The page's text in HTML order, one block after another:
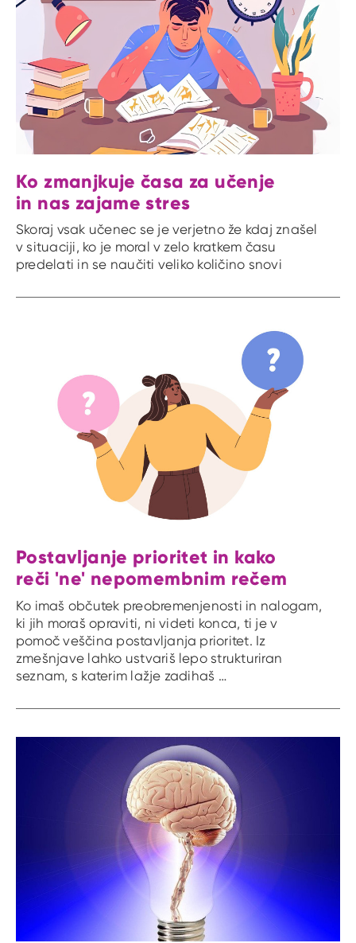
Ko zmanjkuje časa za učenje
in nas zajame stres
Skoraj vsak učenec se je verjetno že kdaj znašel
v situaciji, ko je moral v zelo kratkem času
predelati in se naučiti veliko količino snovi
Postavljanje prioritet in kako
reči 'ne' nepomembnim rečem
Ko imaš občutek preobremenjenosti in nalogam,
ki jih moraš opraviti, ni videti konca, ti je v
pomoč veščina postavljanja prioritet. Iz
zmešnjave lahko ustvariš lepo strukturiran
seznam, s katerim lažje zadihaš …